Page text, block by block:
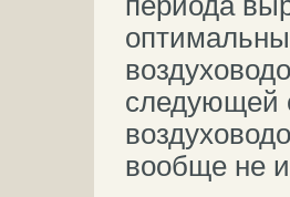
следующей
вообще не